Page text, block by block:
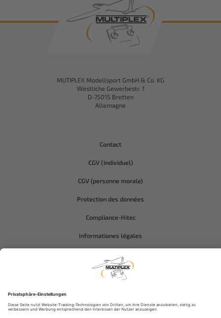
MUTIPLEX Modellsport GmbH & Co. KG
Westliche Gewerbestr. 1
D-75015 Bretten
Allemagne
Contact
CGV (individuel)
CGV (personne morale)
Protection des données
Compliance-Hitec
Informationes légales